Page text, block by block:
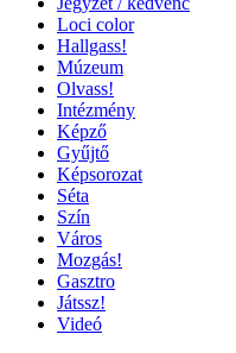
Loci color
Hallgass!
Múzeum
Olvass!
Intézmény
Képző
Gyűjtő
Képsorozat
Séta
Szín
Város
Mozgás!
Gasztro
Játssz!
Videó